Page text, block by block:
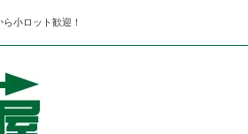
小ロット歓迎！